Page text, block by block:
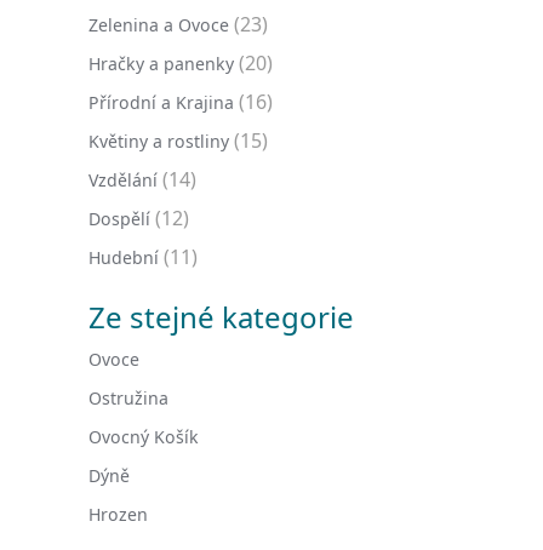
Zelenina a Ovoce (23)
Hračky a panenky (20)
Přírodní a Krajina (16)
Květiny a rostliny (15)
Vzdělání (14)
Dospělí (12)
Hudební (11)
Ze stejné kategorie
Ovoce
Ostružina
Ovocný Košík
Dýně
Hrozen